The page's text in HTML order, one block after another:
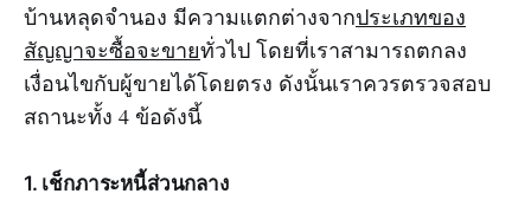
บ้านหลุดจำนอง มีความแตกต่างจากประเภทของ
สัญญาจะซื้อจะขายทั่วไป โดยที่เราสามารถตกลง
เงื่อนไขกับผู้ขายได้โดยตรง ดังนั้นเราควรตรวจสอบ
สถานะทั้ง 4 ข้อดังนี้
1. เช็กภาระหนี้ส่วนกลาง